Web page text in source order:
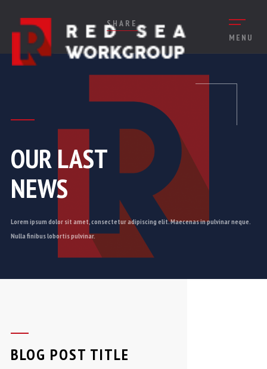
MENU
SHARE
OUR LAST
NEWS
Lorem ipsum dolor sit amet, consectetur adipiscing elit. Maecenas in pulvinar neque.
Nulla finibus lobortis pulvinar.
BLOG POST TITLE